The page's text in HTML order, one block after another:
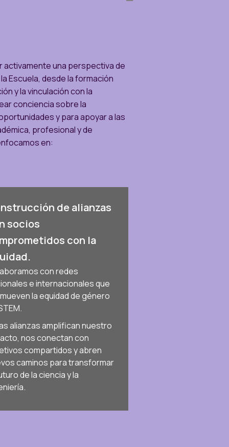
una perspectiva de
Escuela, desde la formación
y la vinculación con la
conciencia sobre la
y para apoyar a las
profesional y de
en:
de alianzas
socios
con la
con redes
e internacionales que
la equidad de género
alianzas amplifican nuestro
nos conectan con
compartidos y abren
caminos para transformar
de la ciencia y la